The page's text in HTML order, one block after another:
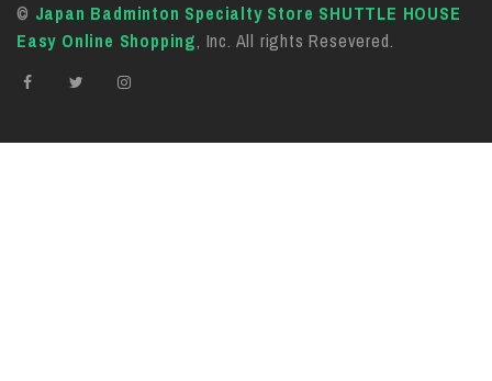
© Japan Badminton Specialty Store SHUTTLE HOUSE
Easy Online Shopping, Inc. All rights Resevered.